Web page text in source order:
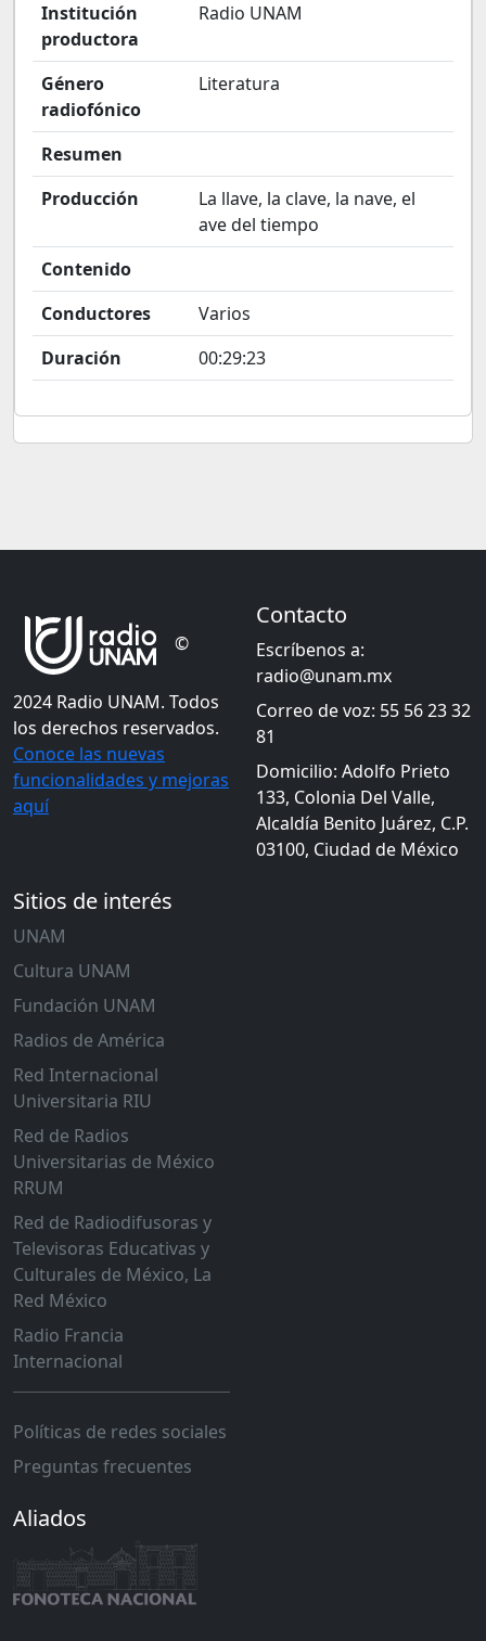
Institución
productora
Radio UNAM
Género
radiofónico
Literatura
Resumen
Producción
La llave, la clave, la nave, el
ave del tiempo
Contenido
Conductores
Varios
Duración
00:29:23
©
2024 Radio UNAM. Todos
los derechos reservados.
Conoce las nuevas
funcionalidades y mejoras
aquí
Contacto
Escríbenos a:
radio@unam.mx
Correo de voz: 55 56 23 32
81
Domicilio: Adolfo Prieto
133, Colonia Del Valle,
Alcaldía Benito Juárez, C.P.
03100, Ciudad de México
Sitios de interés
UNAM
Cultura UNAM
Fundación UNAM
Radios de América
Red Internacional
Universitaria RIU
Red de Radios
Universitarias de México
RRUM
Red de Radiodifusoras y
Televisoras Educativas y
Culturales de México, La
Red México
Radio Francia
Internacional
Políticas de redes sociales
Preguntas frecuentes
Aliados